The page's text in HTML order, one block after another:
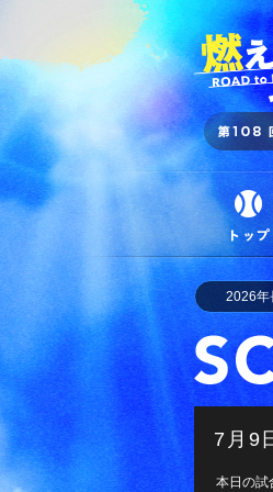
2026年
7月9
本日の試